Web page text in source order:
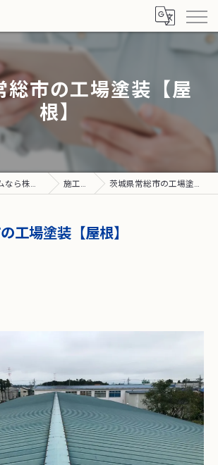
総市の工場塗装【屋
根】
茨城のリフォームなら株式会社SFIDA 施工実績 茨城県常総市の工場塗装【屋根】
工場塗装【屋根】